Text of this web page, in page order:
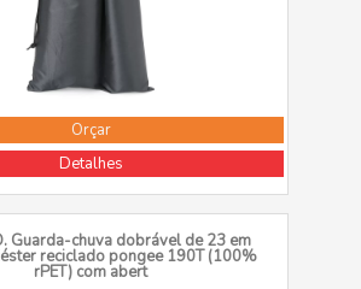
Orçar
Detalhes
Guarda-chuva dobrável de 23 em
reciclado pongee 190T (100%
rPET) com abert